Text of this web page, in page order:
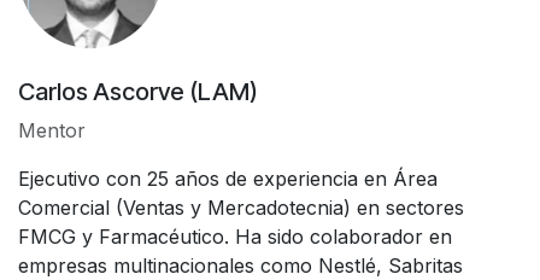
Carlos Ascorve (LAM)
Mentor
Ejecutivo con 25 años de experiencia en Área
Comercial (Ventas y Mercadotecnia) en sectores
FMCG y Farmacéutico. Ha sido colaborador en
empresas multinacionales como Nestlé, Sabritas